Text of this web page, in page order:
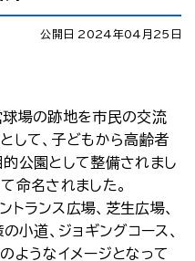
公開日 2024年04月25日
場の跡地を市民の交流
して、子どもから高齢者
公園として整備されまし
命名されました。
ランス広場、芝生広場、
小道、ジョギングコース、
ようなイメージとなって